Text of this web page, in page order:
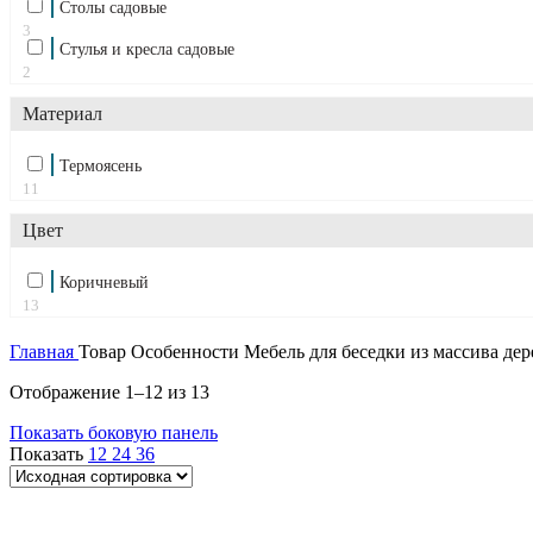
Столы садовые
3
Стулья и кресла садовые
2
Материал
Термоясень
11
Цвет
Коричневый
13
Главная Товар Особенности Мебель для беседки из массива
Отображение 1–12 из 13
Показать боковую панель
Показать 12 24 36